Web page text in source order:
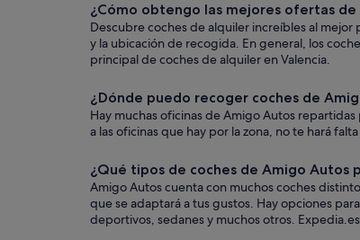
¿Cómo obtengo las mejores ofertas de
Descubre coches de alquiler increíbles al
y la ubicación de recogida. En general, los
principal de coches de alquiler en Valencia.
¿Dónde puedo recoger coches de
Hay muchas oficinas de Amigo Autos
a las oficinas que hay por la zona, no te hará
¿Qué tipos de coches de Amigo Autos
Amigo Autos cuenta con muchos coches
que se adaptará a tus gustos. Hay opciones
deportivos, sedanes y muchos otros.